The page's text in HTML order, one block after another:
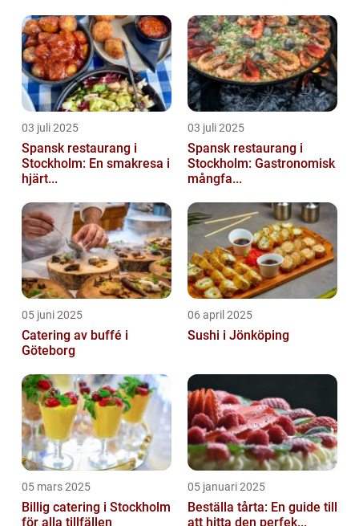
03 juli 2025
Spansk restaurang i
Stockholm: En smakresa i
hjärt...
03 juli 2025
Spansk restaurang i
Stockholm: Gastronomisk
mångfa...
05 juni 2025
Catering av buffé i
Göteborg
06 april 2025
Sushi i Jönköping
05 mars 2025
Billig catering i Stockholm
för alla tillfällen
05 januari 2025
Beställa tårta: En guide till
att hitta den perfek...